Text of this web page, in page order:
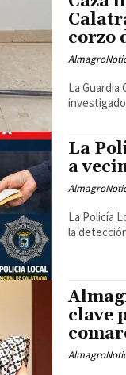
corzo
La Guardia
La
a
La Policía
la
clave